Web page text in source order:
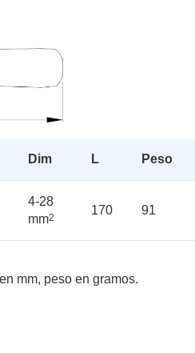
Dim L Peso
4-28
mm2
170 91
mm, peso en gramos.